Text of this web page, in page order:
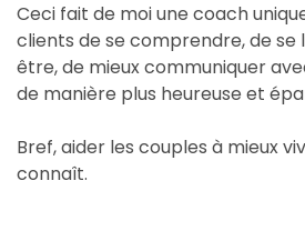
Ceci fait de moi une coach
clients de se comprendre, de
être, de mieux communiquer
de manière plus heureuse et
Bref, aider les couples à mieux
connaît.